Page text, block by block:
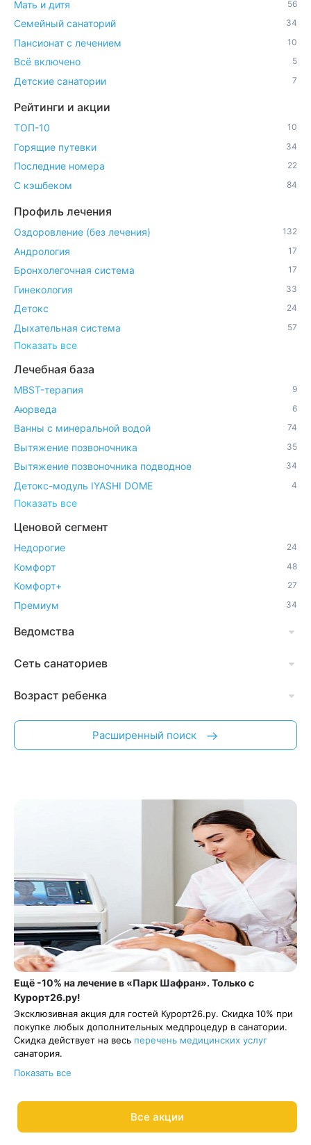
Мать и дитя 56
Семейный санаторий 34
Пансионат с лечением 10
Всё включено 5
Детские санатории 7
Рейтинги и акции
ТОП-10 10
Горящие путевки 34
Последние номера 22
С кэшбеком 84
Профиль лечения
Оздоровление (без лечения) 132
Андрология 17
Бронхолегочная система 17
Гинекология 33
Детокс 24
Дыхательная система 57
Показать все
Лечебная база
MBST-терапия 9
Аюрведа 6
Ванны с минеральной водой 74
Вытяжение позвоночника 35
Вытяжение позвоночника подводное 34
Детокс-модуль IYASHI DOME 4
Показать все
Ценовой сегмент
Недорогие 24
Комфорт 48
Комфорт+ 27
Премиум 34
Ведомства
Сеть санаториев
Возраст ребенка
Расширенный поиск
Ещё -10% на лечение в «Парк Шафран». Только с
Курорт26.ру!
Эксклюзивная акция для гостей Курорт26.ру. Скидка 10% при
покупке любых дополнительных медпроцедур в санатории.
Скидка действует на весь перечень медицинских услуг
санатория.
Получайте максимум пользы от летнего отпуска. Прием
врача, анализы, комплексное УЗИ, лекарственные
грязелечение и ванны, соляная комната, физиопроцедуры =
перезарядка и прекрасное самочувствие для новых побед.
Процедуры должны быть оплачены и оказаны в период с 1
июня по 30 августа 2026 года. Скидка не применяется к
Показать все
Все акции